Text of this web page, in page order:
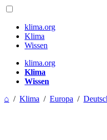
klima.org
Klima
Wissen
klima.org
Klima
Wissen
⌂ / Klima / Europa /